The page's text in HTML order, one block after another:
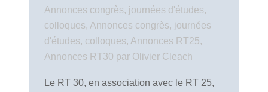
Annonces congrès, journées d'études,
colloques, Annonces congrès, journées
d'études, colloques, Annonces RT25,
Annonces RT30 par Olivier Cleach
Le RT 30, en association avec le RT 25,